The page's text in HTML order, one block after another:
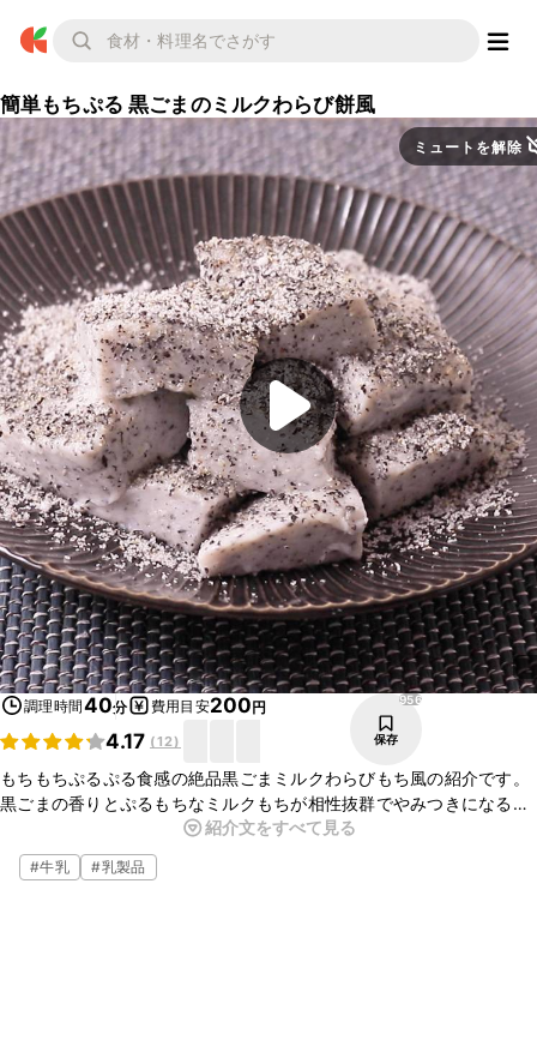
簡単もちぷる 黒ごまのミルクわらび餅風
ミュートを解除
調理時間40分 費用目安200円
4.17 (12)
956
保存
もちもちぷるぷる食感の絶品黒ごまミルクわらびもち風の紹介です。
黒ごまの香りとぷるもちなミルクもちが相性抜群でやみつきになるこ
と間違いなしの一品です。少ない材料でとっても簡単に作れるので、
おやつや甘いものが食べたい時などにぴったりです。ぜひ作ってみて
はいかがでしょうか。
紹介文をすべて見る
#牛乳 #乳製品